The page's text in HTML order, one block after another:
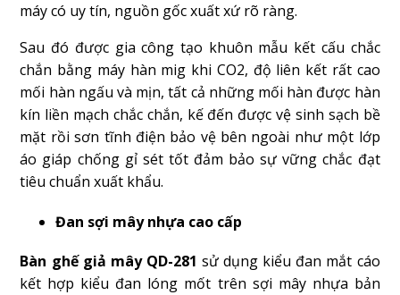
máy có uy tín, nguồn gốc xuất xứ rõ ràng.
Sau đó được gia công tạo khuôn mẫu kết cấu chắc
chắn bằng máy hàn mig khi CO2, độ liên kết rất cao
mối hàn ngấu và mịn, tất cả những mối hàn được hàn
kín liền mạch chắc chắn, kế đến được vệ sinh sạch bề
mặt rồi sơn tĩnh điện bảo vệ bên ngoài như một lớp
áo giáp chống gỉ sét tốt đảm bảo sự vững chắc đạt
tiêu chuẩn xuất khẩu.
Đan sợi mây nhựa cao cấp
Bàn ghế giả mây QD-281 sử dụng kiểu đan mắt cáo
kết hợp kiểu đan lóng mốt trên sợi mây nhựa bản